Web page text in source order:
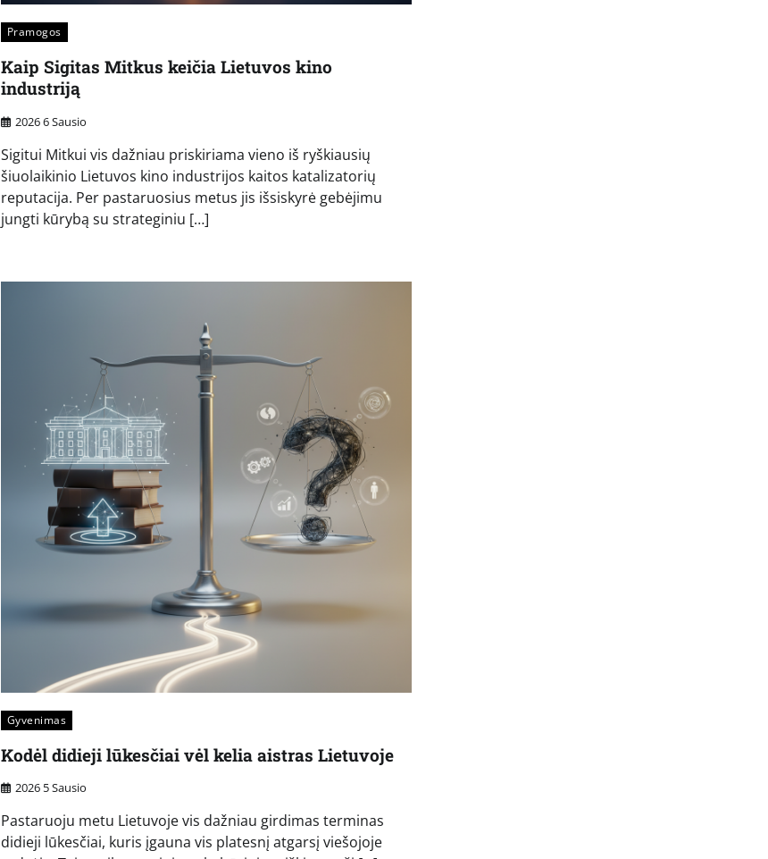
Pramogos
Kaip Sigitas Mitkus keičia Lietuvos kino
industriją
2026 6 Sausio
Sigitui Mitkui vis dažniau priskiriama vieno iš ryškiausių
šiuolaikinio Lietuvos kino industrijos kaitos katalizatorių
reputacija. Per pastaruosius metus jis išsiskyrė gebėjimu
jungti kūrybą su strateginiu […]
Gyvenimas
Kodėl didieji lūkesčiai vėl kelia aistras Lietuvoje
2026 5 Sausio
Pastaruoju metu Lietuvoje vis dažniau girdimas terminas
didieji lūkesčiai, kuris įgauna vis platesnį atgarsį viešojoje